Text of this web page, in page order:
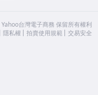
Yahoo台灣電子商務 保留所有權利
隱私權 拍賣使用規範 交易安全